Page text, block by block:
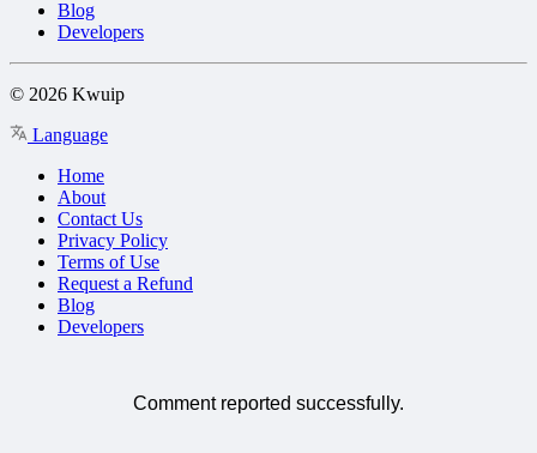
Blog
Developers
© 2026 Kwuip
Language
Home
About
Contact Us
Privacy Policy
Terms of Use
Request a Refund
Blog
Developers
Comment reported successfully.